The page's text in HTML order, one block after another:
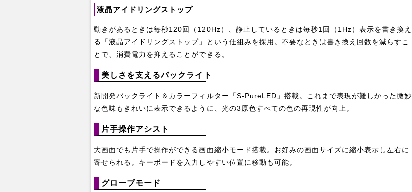
液晶アイドリングストップ
動きがあるときは毎秒120回（120Hz）、静止しているときは毎秒1回（1Hz）表示を書き換え
る「液晶アイドリングストップ」という仕組みを採用。不要なときは書き換え回数を減らすこ
とで、消費電力を抑えることができる。
美しさを支えるバックライト
新開発バックライト＆カラーフィルター「S-PureLED」搭載。これまで表現が難しかった微妙
な色味もきれいに表示できるように、光の3原色すべての色の再現性が向上。
片手操作アシスト
大画面でも片手で操作ができる画面縮小モード搭載。お好みの画面サイズに縮小表示し左右に
寄せられる。キーボードを入力しやすい位置に移動も可能。
グローブモード